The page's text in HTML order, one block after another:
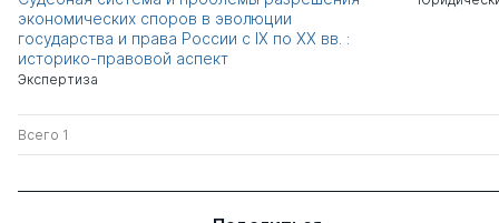
экономических споров в эволюции
государства и права России с IX по XX вв. :
историко-правовой аспект
Экспертиза
Всего 1